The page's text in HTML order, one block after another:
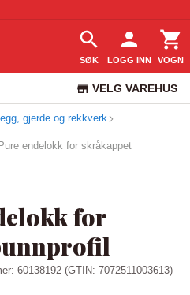
SØK LOGG INN VOGN
VELG VAREHUS
KUNDESERVICE
gjerde og rekkverk
endelokk for skråkappet
for
60138192 (GTIN: 7072511003613)